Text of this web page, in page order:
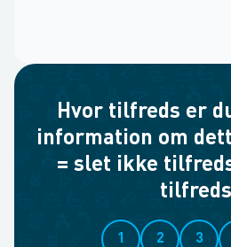
Hvor tilfreds er
information om
= slet ikke
1 2 3